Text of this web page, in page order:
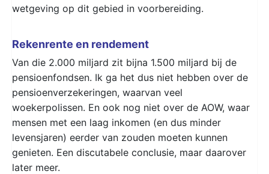
wetgeving op dit gebied in voorbereiding.
Rekenrente en rendement
Van die 2.000 miljard zit bijna 1.500 miljard bij de
pensioenfondsen. Ik ga het dus niet hebben over de
pensioenverzekeringen, waarvan veel
woekerpolissen. En ook nog niet over de AOW, waar
mensen met een laag inkomen (en dus minder
levensjaren) eerder van zouden moeten kunnen
genieten. Een discutabele conclusie, maar daarover
later meer.